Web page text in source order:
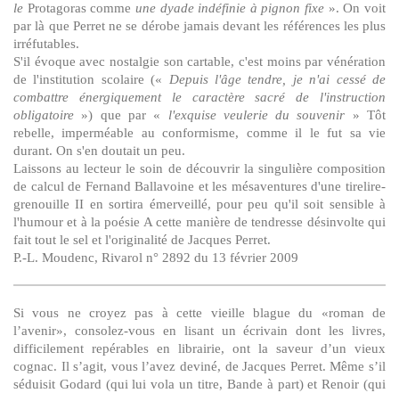
le Protagoras comme une dyade indéfinie à pignon fixe ». On voit
par là que Perret ne se dérobe jamais devant les références les plus
irréfutables.
S'il évoque avec nostalgie son cartable, c'est moins par vénération
de l'institution scolaire (« Depuis l'âge tendre, je n'ai cessé de
combattre énergiquement le caractère sacré de l'instruction
obligatoire ») que par « l'exquise veulerie du souvenir » Tôt
rebelle, imperméable au conformisme, comme il le fut sa vie
durant. On s'en doutait un peu.
Laissons au lecteur le soin de découvrir la singulière composition
de calcul de Fernand Ballavoine et les mésaventures d'une tirelire-
grenouille II en sortira émerveillé, pour peu qu'il soit sensible à
l'humour et à la poésie A cette manière de tendresse désinvolte qui
fait tout le sel et l'originalité de Jacques Perret.
P.-L. Moudenc, Rivarol n° 2892 du 13 février 2009
Si vous ne croyez pas à cette vieille blague du «roman de
l’avenir», consolez-vous en lisant un écrivain dont les livres,
difficilement repérables en librairie, ont la saveur d’un vieux
cognac. Il s’agit, vous l’avez deviné, de Jacques Perret. Même s’il
séduisit Godard (qui lui vola un titre, Bande à part) et Renoir (qui